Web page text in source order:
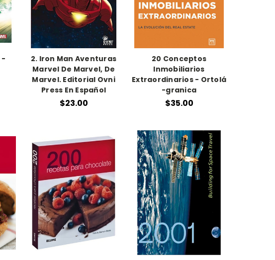
-
2. Iron Man Aventuras
Marvel De Marvel, De
Marvel. Editorial Ovni
Press En Español
$23.00
20 Conceptos
Inmobiliarios
Extraordinarios - Ortolá
-granica
$35.00